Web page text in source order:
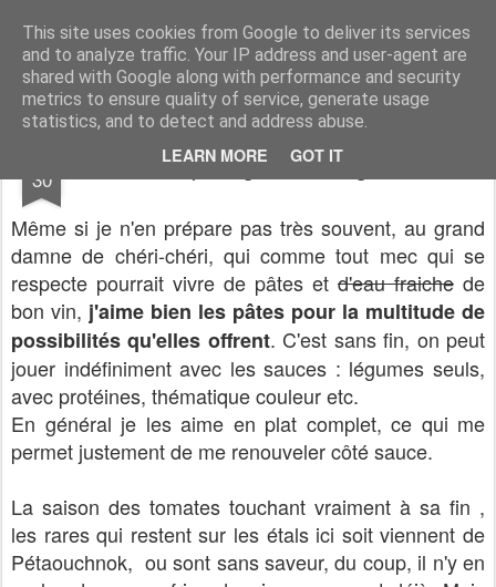
This site uses cookies from Google to deliver its services
and to analyze traffic. Your IP address and user-agent are
shared with Google along with performance and security
metrics to ensure quality of service, generate usage
statistics, and to detect and address abuse.
LEARN MORE GOT IT
CASSOCO gourmande de vie des recettes, de la déco, des découvertes, du partage & de la bonne humeur ...
30 Pipe Rigate en rouge
Même si je n'en prépare pas très souvent, au grand
damne de chéri-chéri, qui comme tout mec qui se
respecte pourrait vivre de pâtes et d'eau fraiche de
bon vin, j'aime bien les pâtes pour la multitude de
possibilités qu'elles offrent. C'est sans fin, on peut
jouer indéfiniment avec les sauces : légumes seuls,
avec protéines, thématique couleur etc.
En général je les aime en plat complet, ce qui me
permet justement de me renouveler côté sauce.
La saison des tomates touchant vraiment à sa fin ,
les rares qui restent sur les étals ici soit viennent de
Pétaouchnok, ou sont sans saveur, du coup, il n'y en